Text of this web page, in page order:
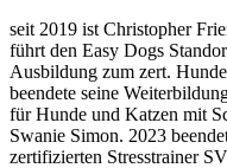
seit 2019 ist Christopher
führt den Easy Dogs
Ausbildung zum zert.
beendete seine
für Hunde und Katzen mit
Swanie Simon. 2023
zertifizierten Stresstrainer